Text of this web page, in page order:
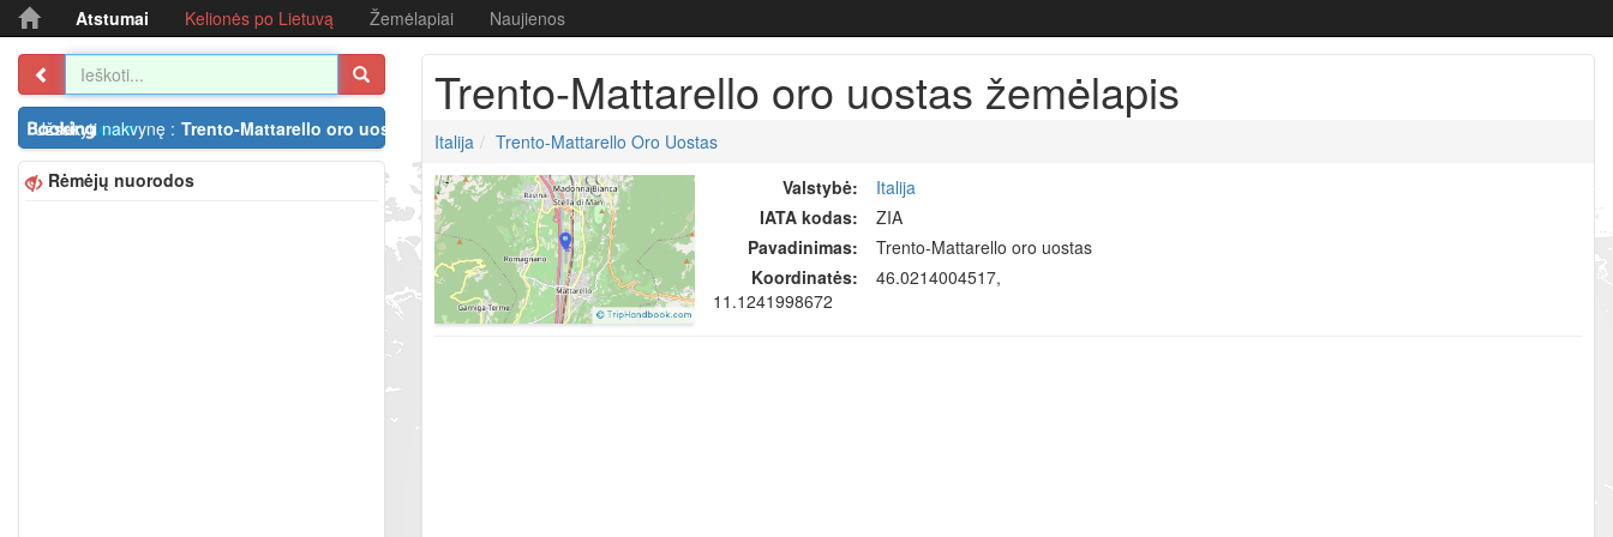
Atstumai Kelionės po Lietuvą Žemėlapiai Naujienos
Užsakyti nakvynę : Trento-Mattarello oro uostas
Rėmėjų nuorodos
Trento-Mattarello oro uostas žemėlapis
Italija
Trento-Mattarello Oro Uostas
Valstybė:
Italija
IATA kodas:
ZIA
Pavadinimas:
Trento-Mattarello oro uostas
Koordinatės:
46.0214004517,
11.1241998672